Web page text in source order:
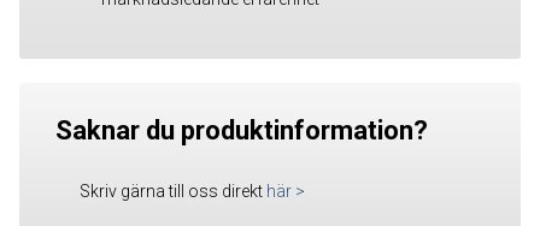
Saknar du produktinformation?
Skriv gärna till oss direkt här >